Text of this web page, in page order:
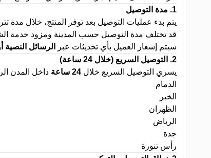
1. مدة التوصيل
يتم بدء عمليات التوصيل بعد توفر المنتج، خلال مدة
قد تختلف مدة التوصيل حسب المدينة ومزود خدمة
سيتم إشعار العميل بأي تحديثات عبر
الرسائل النصية
2.
التوصيل السريع (خلال 24 ساعة)
يسري التوصيل السريع خلال24 ساعة داخل المدن
الدمام
الخبر
الظهران
الرياض
جدة
رأس تنورة